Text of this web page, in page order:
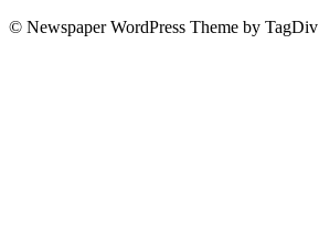
© Newspaper WordPress Theme by TagDiv